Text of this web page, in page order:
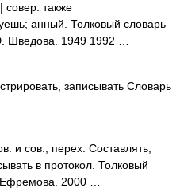
совер. также
анный. Толковый словарь
1949 1992 …
записывать Словарь
и сов.; перех. Составлять,
в протокол. Толковый
2000 …